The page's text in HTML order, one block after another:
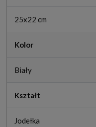
25x22 cm
Kolor
Biały
Kształt
Jodełka